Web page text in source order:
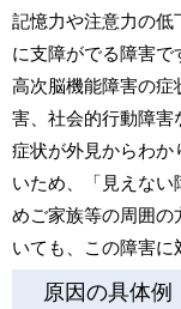
記憶力や注意力の低
に支障がでる障害で
高次脳機能障害の症
害、社会的行動障害
症状が外見からわか
いため、「見えない
めご家族等の周囲の
いても、この障害に
原因の具体例